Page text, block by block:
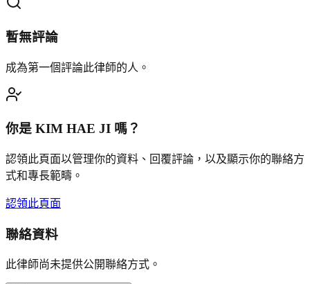
暫無評論
成為第一個評論此律師的人。
你是 KIM HAE JI 嗎？
認領此頁面以管理你的資料、回覆評論，以及顯示你的聯絡方
式和專長範疇。
認領此頁面
聯絡資料
此律師尚未提供公開聯絡方式。